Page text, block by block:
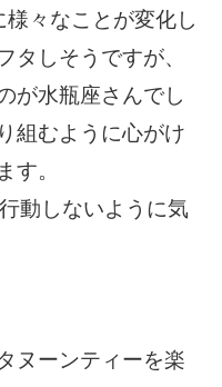
々なことが変化し
タしそうですが、
が水瓶座さんでし
組むように心がけ
す。
動しないように気
ヌーンティーを楽